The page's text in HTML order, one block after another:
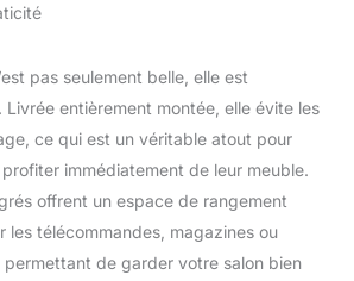
pas seulement belle, elle est
entièrement montée, elle évite les
ce qui est un véritable atout pour
immédiatement de leur meuble.
offrent un espace de rangement
les télécommandes, magazines ou
de garder votre salon bien